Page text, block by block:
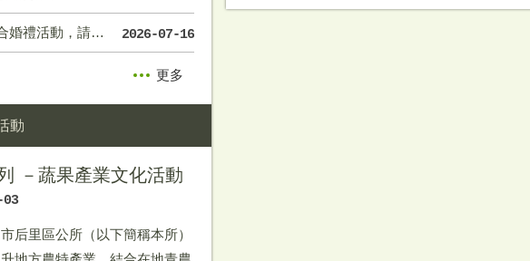
資格民眾踴躍報名唷 2026-07-16
更多
動
－蔬果產業文化活動
03
后里區公所（以下簡稱本所）